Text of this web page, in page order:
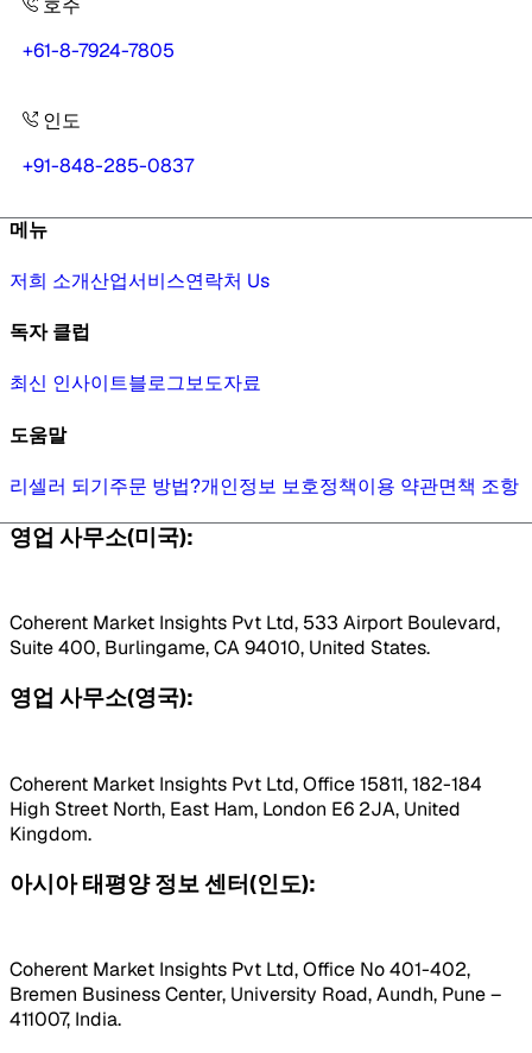
호주
+61-8-7924-7805
인도
+91-848-285-0837
메뉴
저희 소개산업서비스연락처 Us
독자 클럽
최신 인사이트블로그보도자료
도움말
리셀러 되기주문 방법?개인정보 보호정책이용 약관면책 조항
영업 사무소(미국):
Coherent Market Insights Pvt Ltd, 533 Airport Boulevard,
Suite 400, Burlingame, CA 94010, United States.
영업 사무소(영국):
Coherent Market Insights Pvt Ltd, Office 15811, 182-184
High Street North, East Ham, London E6 2JA, United
Kingdom.
아시아 태평양 정보 센터(인도):
Coherent Market Insights Pvt Ltd, Office No 401-402,
Bremen Business Center, University Road, Aundh, Pune –
411007, India.